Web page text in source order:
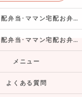
札幌の宅配弁当･ママン宅配お弁当サービスの口コミ情報
札幌の宅配弁当･ママン宅配お弁当サービスのお客様の声
メニュー
よくある質問